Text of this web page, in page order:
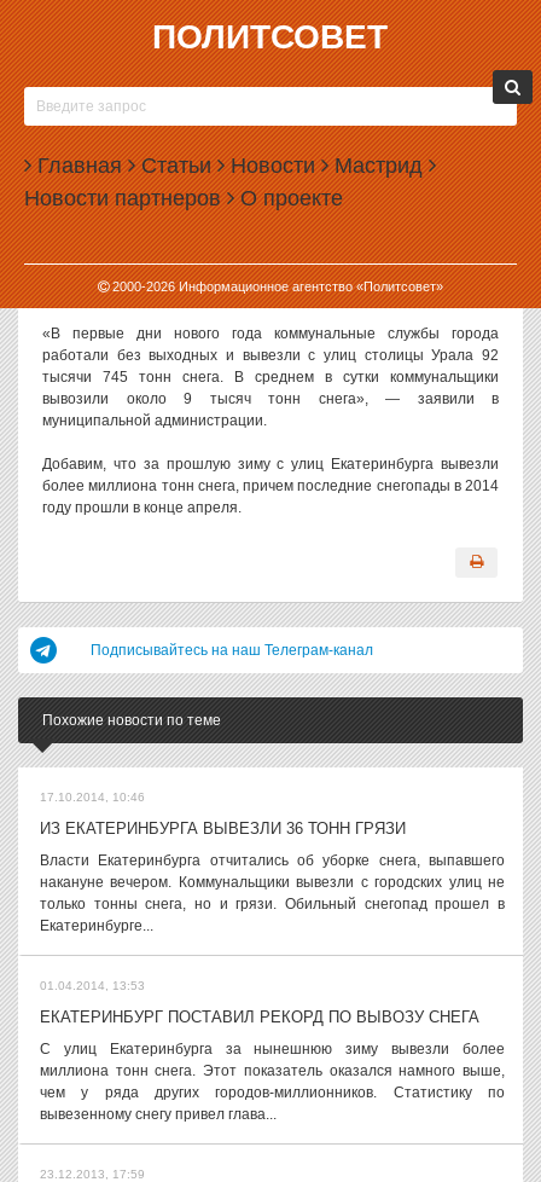
ПОЛИТСОВЕТ
Главная Статьи Новости Мастрид
Новости партнеров О проекте
2000-2026Информационное агентство «Политсовет»
12.01.2015, 15:14
ИЗ ЕКАТЕРИНБУРГА ВЫВЕЗЛИ ПОЧТИ 100
ТЫСЯЧ ТОНН СНЕГА
Власти Екатеринбурга отчитались об уборке города в новогодние
праздники. По сведениям чиновников, за каникулы с городских
улиц вывезли более 90 тысяч тонн снега.
За время праздников в Екатеринбурге несколько раз выпадал
снег, так что коммунальщикам пришлось работать без выходных.
«В первые дни нового года коммунальные службы города
работали без выходных и вывезли с улиц столицы Урала 92
тысячи 745 тонн снега. В среднем в сутки коммунальщики
вывозили около 9 тысяч тонн снега», — заявили в
муниципальной администрации.
Добавим, что за прошлую зиму с улиц Екатеринбурга вывезли
более миллиона тонн снега, причем последние снегопады в 2014
году прошли в конце апреля.
Подписывайтесь на наш Телеграм-канал
Похожие новости по теме
17.10.2014, 10:46
ИЗ ЕКАТЕРИНБУРГА ВЫВЕЗЛИ 36 ТОНН ГРЯЗИ
Власти Екатеринбурга отчитались об уборке снега, выпавшего
накануне вечером. Коммунальщики вывезли с городских улиц не
только тонны снега, но и грязи. Обильный снегопад прошел в
Екатеринбурге...
01.04.2014, 13:53
ЕКАТЕРИНБУРГ ПОСТАВИЛ РЕКОРД ПО ВЫВОЗУ СНЕГА
С улиц Екатеринбурга за нынешнюю зиму вывезли более
миллиона тонн снега. Этот показатель оказался намного выше,
чем у ряда других городов-миллионников. Статистику по
вывезенному снегу привел глава...
23.12.2013, 17:59